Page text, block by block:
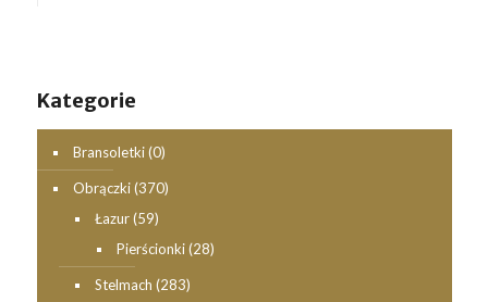
Kategorie
Bransoletki (0)
Obrączki (370)
Łazur (59)
Pierścionki (28)
Stelmach (283)